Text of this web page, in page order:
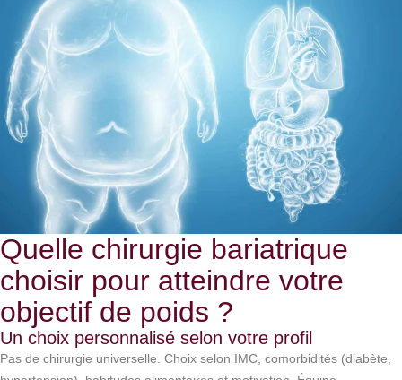
Quelle chirurgie bariatrique
choisir pour atteindre votre
objectif de poids ?
Un choix personnalisé selon votre profil
Pas de chirurgie universelle. Choix selon IMC, comorbidités (diabète,